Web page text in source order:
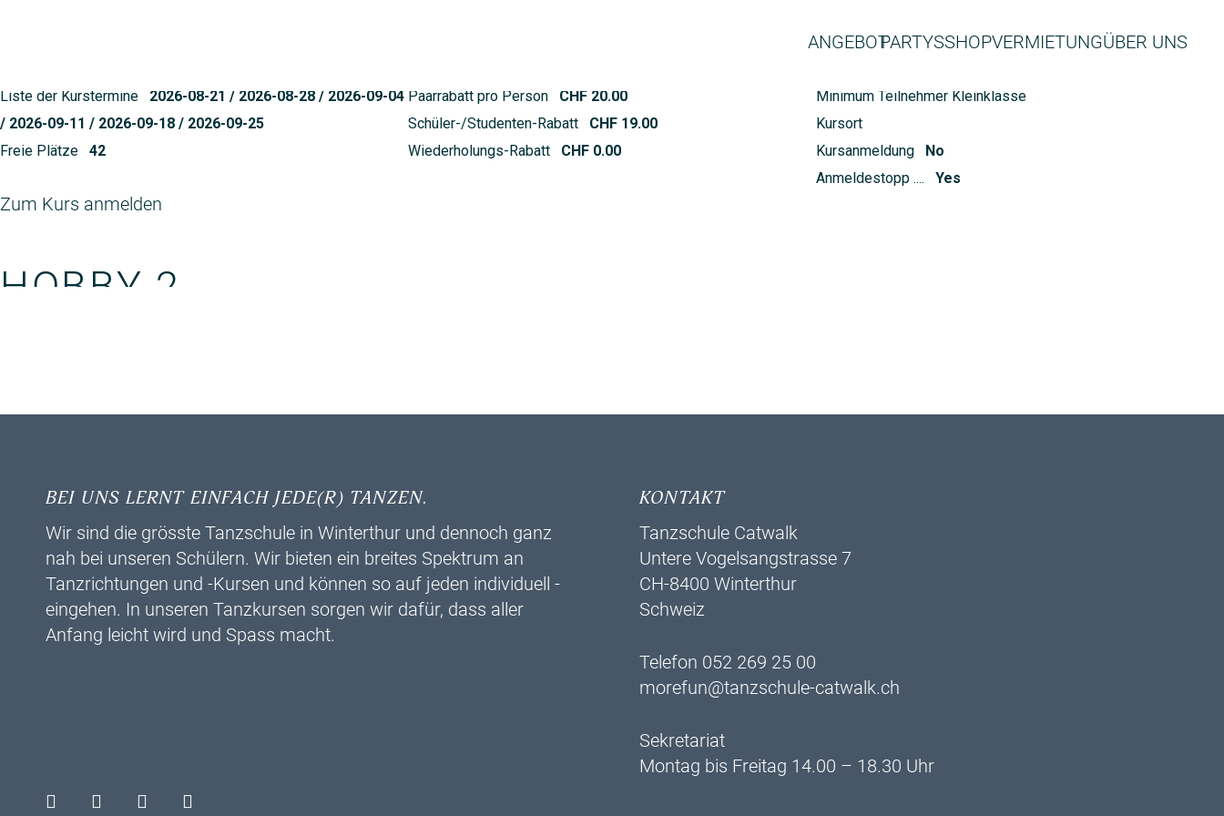
ANGEBOTPARTYSSHOPVERMIETUNGÜBER UNS
Liste der Kurstermine
2026-08-21 / 2026-08-28 / 2026-09-04
/ 2026-09-11 / 2026-09-18 / 2026-09-25
Freie Plätze
42
Paarrabatt pro Person
CHF 20.00
Schüler-/Studenten-Rabatt
CHF 19.00
Wiederholungs-Rabatt
CHF 0.00
Minimum Teilnehmer Kleinklasse
Kursort
Kursanmeldung
No
Anmeldestopp ....
Yes
Zum Kurs anmelden
HOBBY 2
BEI UNS LERNT EINFACH JEDE(R) TANZEN.
Wir sind die grösste Tanzschule in Winterthur und dennoch ganz
nah bei unseren Schülern. Wir bieten ein breites ­Spektrum an
Tanzrichtungen und -Kursen und können so auf jeden individuell ­
eingehen. In unseren Tanzkursen sorgen wir dafür, dass aller
Anfang leicht wird und Spass macht.
KONTAKT
Tanzschule Catwalk
Untere Vogelsangstrasse 7
CH-8400 Winterthur
Schweiz
Telefon 052 269 25 00
morefun@tanzschule-catwalk.ch
Sekretariat
Montag bis Freitag 14.00 – 18.30 Uhr